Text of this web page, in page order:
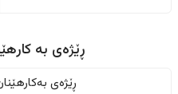
ڕێژەى به
ڕێژەى